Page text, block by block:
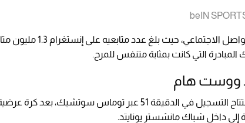
وأثارت لفتة إيليت انتباه متابعيه على منصات التواصل الاجتماعي، حيث بلغ عدد
التي كانت بمثابة متنفس للمرح.
ووست هام
وفي سياق آخر، تمكّن وست هام يونايتد من افتتاح التسجيل في الدقيقة 51 عبر توماس سوتشيك، بعد
داخل شباك مانشستر يونايتد.